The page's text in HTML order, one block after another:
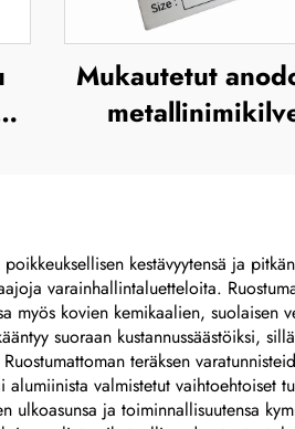
Mukautetut
kestävyytensä ja
varainhallintaluetteloita.
myös kovien kemikaalien, suolaisen
suoraan kustannussäästöiksi,
teräksen
valmistetut vaihtoehtoiset
ulkoasunsa ja toiminnallisuutensa